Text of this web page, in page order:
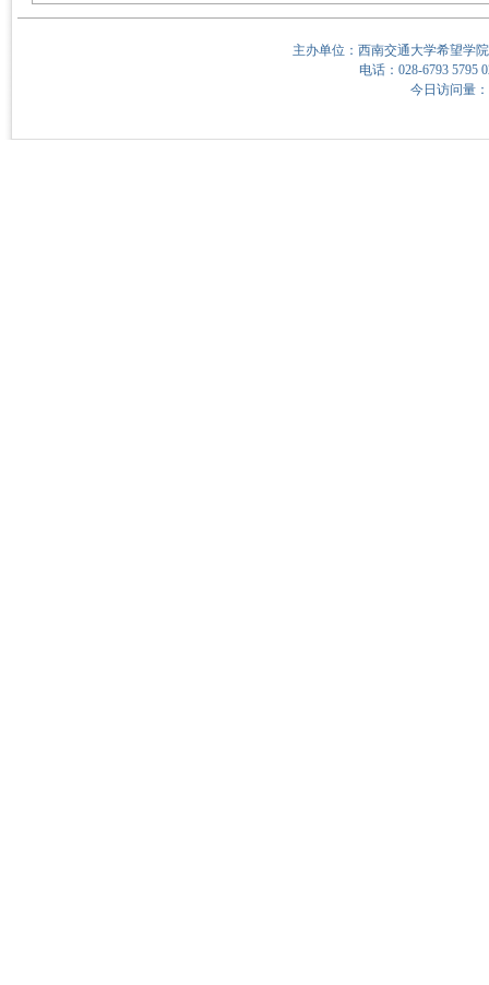
主办单位：西南交通大学希望学
电话：028-6793 5795
今日访问量